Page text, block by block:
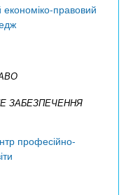
економіко-правовий
ЗАБЕЗПЕЧЕННЯ
професійно-